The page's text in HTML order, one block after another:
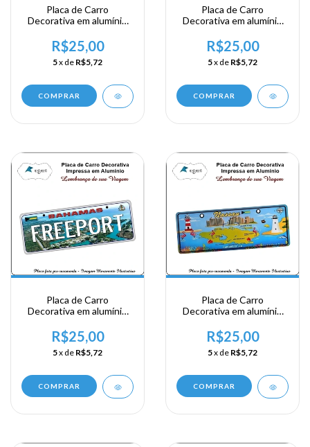
Placa de Carro
Decorativa em alumínio
The Bahamas - Eleuthera
R$25,00
5x de R$5,72
COMPRAR
Placa de Carro
Decorativa em alumínio
The Bahamas - Exuma
R$25,00
5x de R$5,72
COMPRAR
Placa de Carro
Decorativa em alumínio
The Bahamas - Freeport
R$25,00
5x de R$5,72
COMPRAR
Placa de Carro
Decorativa em alumínio
The Bahamas - Nassau
R$25,00
5x de R$5,72
COMPRAR